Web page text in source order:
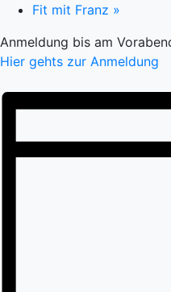
Fit mit Franz »
Anmeldung bis am
Hier gehts zur Anmeldung